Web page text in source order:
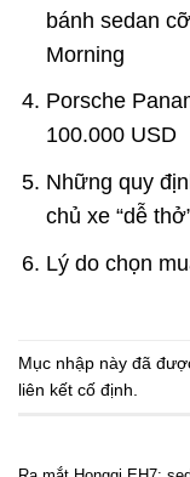
bánh sedan
Morning
Porsche
100.000 USD
Những quy
chủ xe “dễ
Lý do chọn
Mục nhập này đã
liên kết cố định